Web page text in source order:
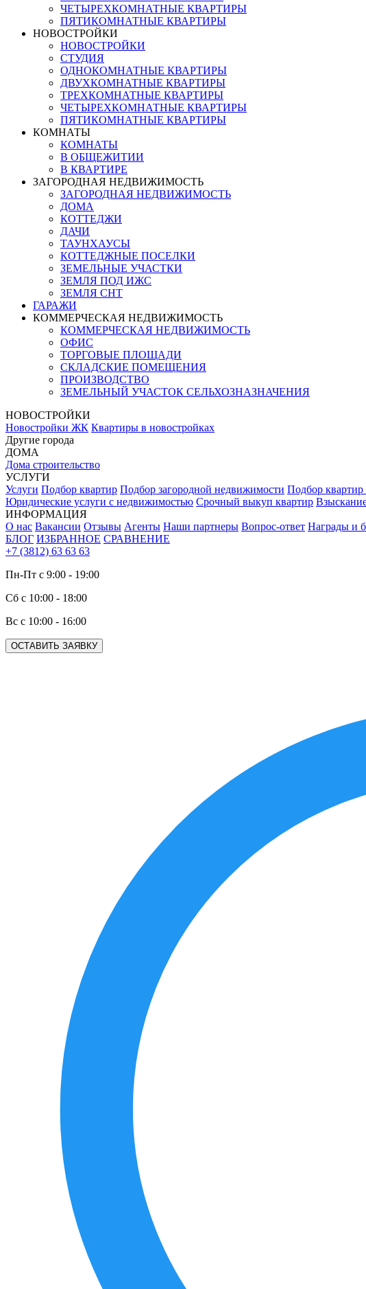
ЧЕТЫРЕХКОМНАТНЫЕ КВАРТИРЫ
ПЯТИКОМНАТНЫЕ КВАРТИРЫ
НОВОСТРОЙКИ
НОВОСТРОЙКИ
СТУДИЯ
ОДНОКОМНАТНЫЕ КВАРТИРЫ
ДВУХКОМНАТНЫЕ КВАРТИРЫ
ТРЕХКОМНАТНЫЕ КВАРТИРЫ
ЧЕТЫРЕХКОМНАТНЫЕ КВАРТИРЫ
ПЯТИКОМНАТНЫЕ КВАРТИРЫ
КОМНАТЫ
КОМНАТЫ
В ОБЩЕЖИТИИ
В КВАРТИРЕ
ЗАГОРОДНАЯ НЕДВИЖИМОСТЬ
ЗАГОРОДНАЯ НЕДВИЖИМОСТЬ
ДОМА
КОТТЕДЖИ
ДАЧИ
ТАУНХАУСЫ
КОТТЕДЖНЫЕ ПОСЕЛКИ
ЗЕМЕЛЬНЫЕ УЧАСТКИ
ЗЕМЛЯ ПОД ИЖС
ЗЕМЛЯ СНТ
ГАРАЖИ
КОММЕРЧЕСКАЯ НЕДВИЖИМОСТЬ
КОММЕРЧЕСКАЯ НЕДВИЖИМОСТЬ
ОФИС
ТОРГОВЫЕ ПЛОЩАДИ
СКЛАДСКИЕ ПОМЕЩЕНИЯ
ПРОИЗВОДСТВО
ЗЕМЕЛЬНЫЙ УЧАСТОК СЕЛЬХОЗНАЗНАЧЕНИЯ
НОВОСТРОЙКИ
Новостройки ЖК Квартиры в новостройках
Другие города
ДОМА
Дома строительство
УСЛУГИ
Услуги Подбор квартир Подбор загородной недвижимости Подбор квартир
Юридические услуги с недвижимостью Срочный выкуп квартир
ИНФОРМАЦИЯ
О нас Вакансии Отзывы Агенты Наши партнеры Вопрос-ответ Награды и
БЛОГ ИЗБРАННОЕ СРАВНЕНИЕ
+7 (3812) 63 63 63
Пн-Пт с 9:00 - 19:00
Сб с 10:00 - 18:00
Вс с 10:00 - 16:00
ОСТАВИТЬ ЗАЯВКУ